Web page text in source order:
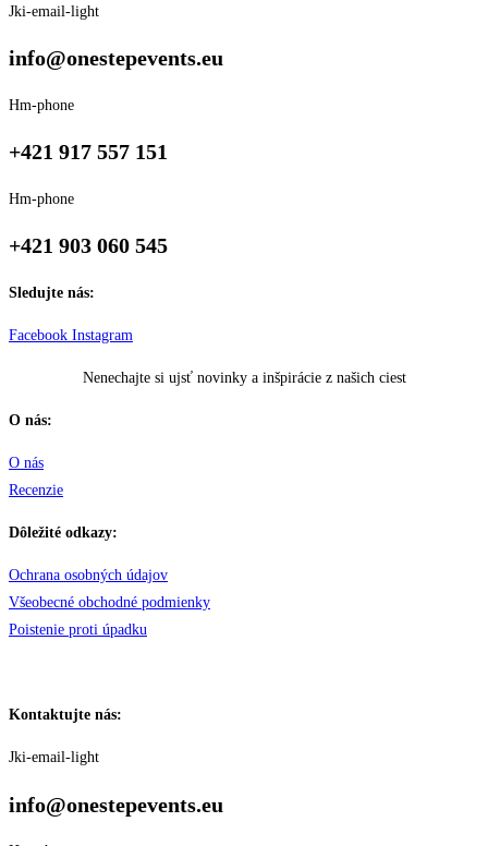
Jki-email-light
info@onestepevents.eu
Hm-phone
+421 917 557 151
Hm-phone
+421 903 060 545
Sledujte nás:
Facebook Instagram
Nenechajte si ujsť novinky a inšpirácie z našich ciest
O nás:
O nás
Recenzie
Dôležité odkazy:
Ochrana osobných údajov
Všeobecné obchodné podmienky
Poistenie proti úpadku
Kontaktujte nás:
Jki-email-light
info@onestepevents.eu